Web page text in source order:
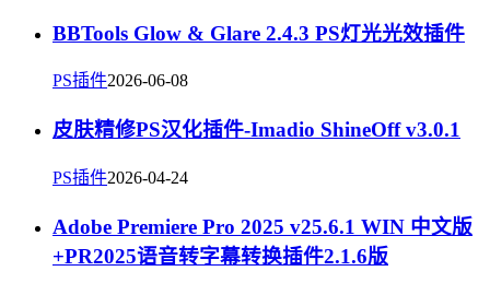
BBTools Glow & Glare 2.4.3 PS灯光光效插件
PS插件2026-06-08
皮肤精修PS汉化插件-Imadio ShineOff v3.0.1
PS插件2026-04-24
Adobe Premiere Pro 2025 v25.6.1 WIN 中文版
+PR2025语音转字幕转换插件2.1.6版